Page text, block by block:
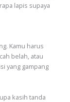
lapis supaya
Kamu harus
belah, atau
yang gampang
kasih tanda